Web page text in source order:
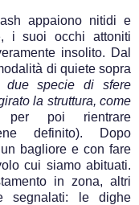
appaiono nitidi e
i suoi occhi attoniti
insolito. Dal
di quiete sopra
due specie di sfere
la struttura, come
per poi rientrare
definito). Dopo
bagliore e con fare
cui siamo abituati.
in zona, altri
segnalati: le dighe